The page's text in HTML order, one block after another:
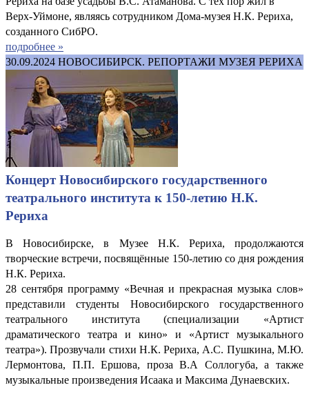
Верх-Уймоне, являясь сотрудником Дома-музея Н.К. Рериха,
созданного СибРО.
подробнее »
30.09.2024 НОВОСИБИРСК. РЕПОРТАЖИ МУЗЕЯ РЕРИХА
Концерт Новосибирского государственного
театрального института к 150-летию Н.К.
Рериха
В Новосибирске, в Музее Н.К. Рериха, продолжаются
творческие встречи, посвящённые 150-летию со дня рождения
Н.К. Рериха.
28 сентября программу «Вечная и прекрасная музыка слов»
представили студенты Новосибирского государственного
театрального института (специализации «Артист
драматического театра и кино» и «Артист музыкального
театра»). Прозвучали стихи Н.К. Рериха, А.С. Пушкина, М.Ю.
Лермонтова, П.П. Ершова, проза В.А Соллогуба, а также
музыкальные произведения Исаака и Максима Дунаевских.